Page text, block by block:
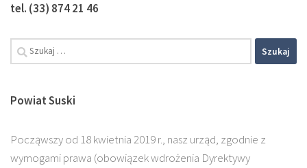
tel. (33) 874 21 46
Szukaj:
Powiat Suski
Począwszy od 18 kwietnia 2019 r., nasz urząd, zgodnie z
wymogami prawa (obowiązek wdrożenia Dyrektywy